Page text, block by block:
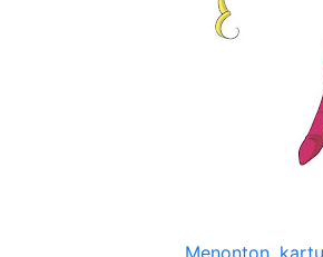
Menonton